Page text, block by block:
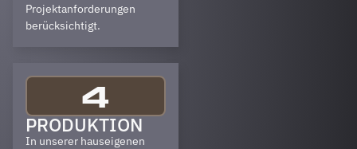
Projektanforderungen
berücksichtigt.
4
PRODUKTION
In unserer hauseigenen